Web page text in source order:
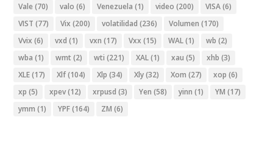
Vale (70) valo (6) Venezuela (1) video (200) VISA(6)
VIST (77) Vix (200) volatilidad (236) Volumen (170)
Vvix (6) vxd (1) vxn (17) Vxx (15) WAL(1) wb (2)
wba (1) wmt (2) wti (221) XAL(1) xau (5) xhb (3)
XLE(17) Xlf(104) Xlp (34) Xly(32) Xom (27) xop (6)
xp (5) xpev(12) xrpusd (3) Yen (58) yinn (1) YM (17)
ymm (1) YPF(164) ZM (6)